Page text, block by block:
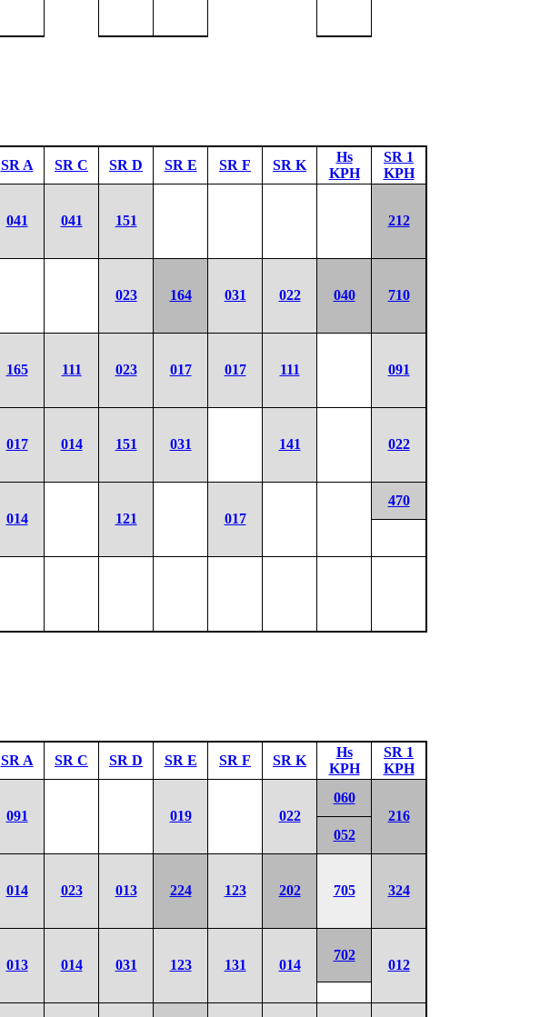
SR A SR C SR D SR E SR F SR K
Hs
KPH
SR 1
KPH
041 041 151 212
023 164 031 022 040 710
165 111 023 017 017 111 091
017 014 151 031 141 022
014 121 017
470
SR A SR C SR D SR E SR F SR K
Hs
KPH
SR 1
KPH
091 019 022
060
216
052
014 023 013 224 123 202 705 324
013 014 031 123 131 014
702
012